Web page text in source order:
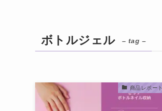
ボトルジェル – tag –
商品レポート